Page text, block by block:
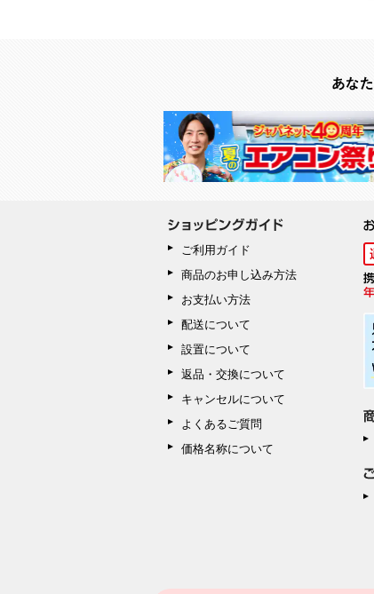
ご利用ガイド
商品のお申し込み方法
お支払い方法
配送について
設置について
返品・交換について
キャンセルについて
よくあるご質問
価格名称について